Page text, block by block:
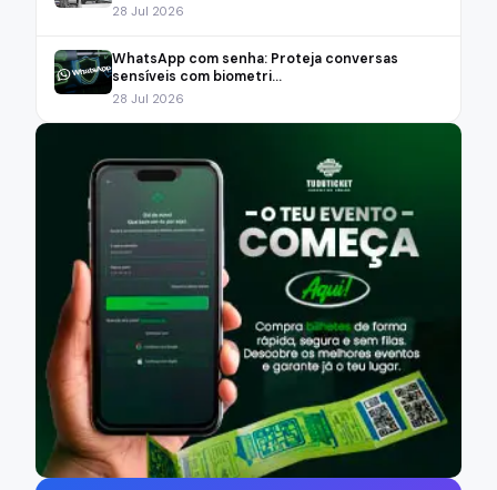
28 Jul 2026
WhatsApp com senha: Proteja conversas
sensíveis com biometri...
28 Jul 2026